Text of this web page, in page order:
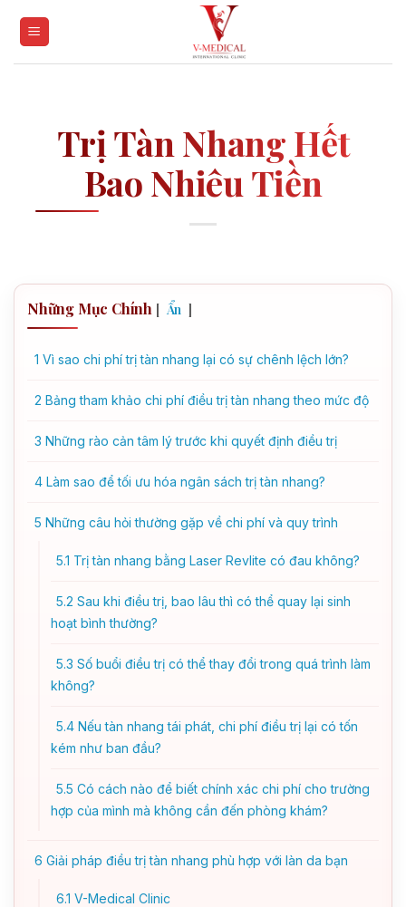
Trị Tàn Nhang Hết
Bao Nhiêu Tiền
Những Mục Chính [ Ẩn ]
1 Vì sao chi phí trị tàn nhang lại có sự chênh lệch lớn?
2 Bảng tham khảo chi phí điều trị tàn nhang theo mức độ
3 Những rào cản tâm lý trước khi quyết định điều trị
4 Làm sao để tối ưu hóa ngân sách trị tàn nhang?
5 Những câu hỏi thường gặp về chi phí và quy trình
5.1 Trị tàn nhang bằng Laser Revlite có đau không?
5.2 Sau khi điều trị, bao lâu thì có thể quay lại sinh
hoạt bình thường?
5.3 Số buổi điều trị có thể thay đổi trong quá trình làm
không?
5.4 Nếu tàn nhang tái phát, chi phí điều trị lại có tốn
kém như ban đầu?
5.5 Có cách nào để biết chính xác chi phí cho trường
hợp của mình mà không cần đến phòng khám?
6 Giải pháp điều trị tàn nhang phù hợp với làn da bạn
6.1 V-Medical Clinic